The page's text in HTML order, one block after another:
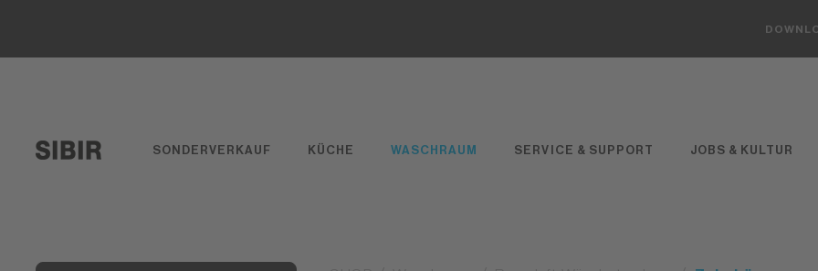
SONDERVERKAUF KÜCHE WASCHRAUM SERVICE & SUPPORT JOBS & KULTUR